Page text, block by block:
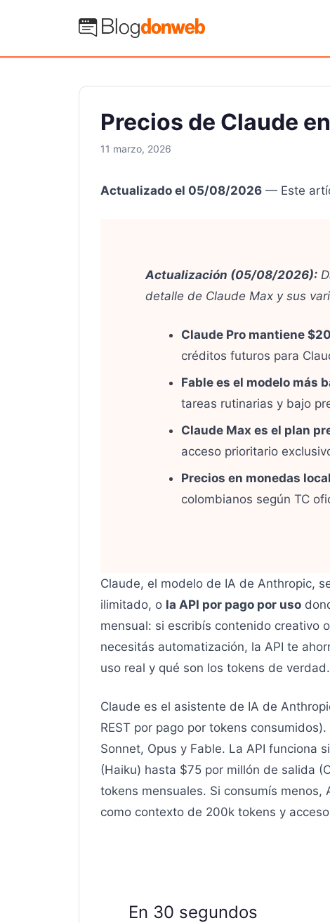
Blog Donweb
Precios de Claude
11 marzo, 2026
Actualizado el 05/08/2026 — Este
Actualización (05/08/2026):
detalle de Claude Max y sus
Claude Pro mantiene
créditos futuros para
Fable es el modelo más
tareas rutinarias y bajo
Claude Max es el plan
acceso prioritario
Precios en monedas
colombianos según TC
Claude, el modelo de IA de Anthropic,
ilimitado, o la API por pago por uso
mensual: si escribís contenido creativo
necesitás automatización, la API te
uso real y qué son los tokens de verdad.
Claude es el asistente de IA de
REST por pago por tokens
Sonnet, Opus y Fable. La API
(Haiku) hasta $75 por millón de salida
tokens mensuales. Si consumís
como contexto de 200k tokens y
En 30 segundos